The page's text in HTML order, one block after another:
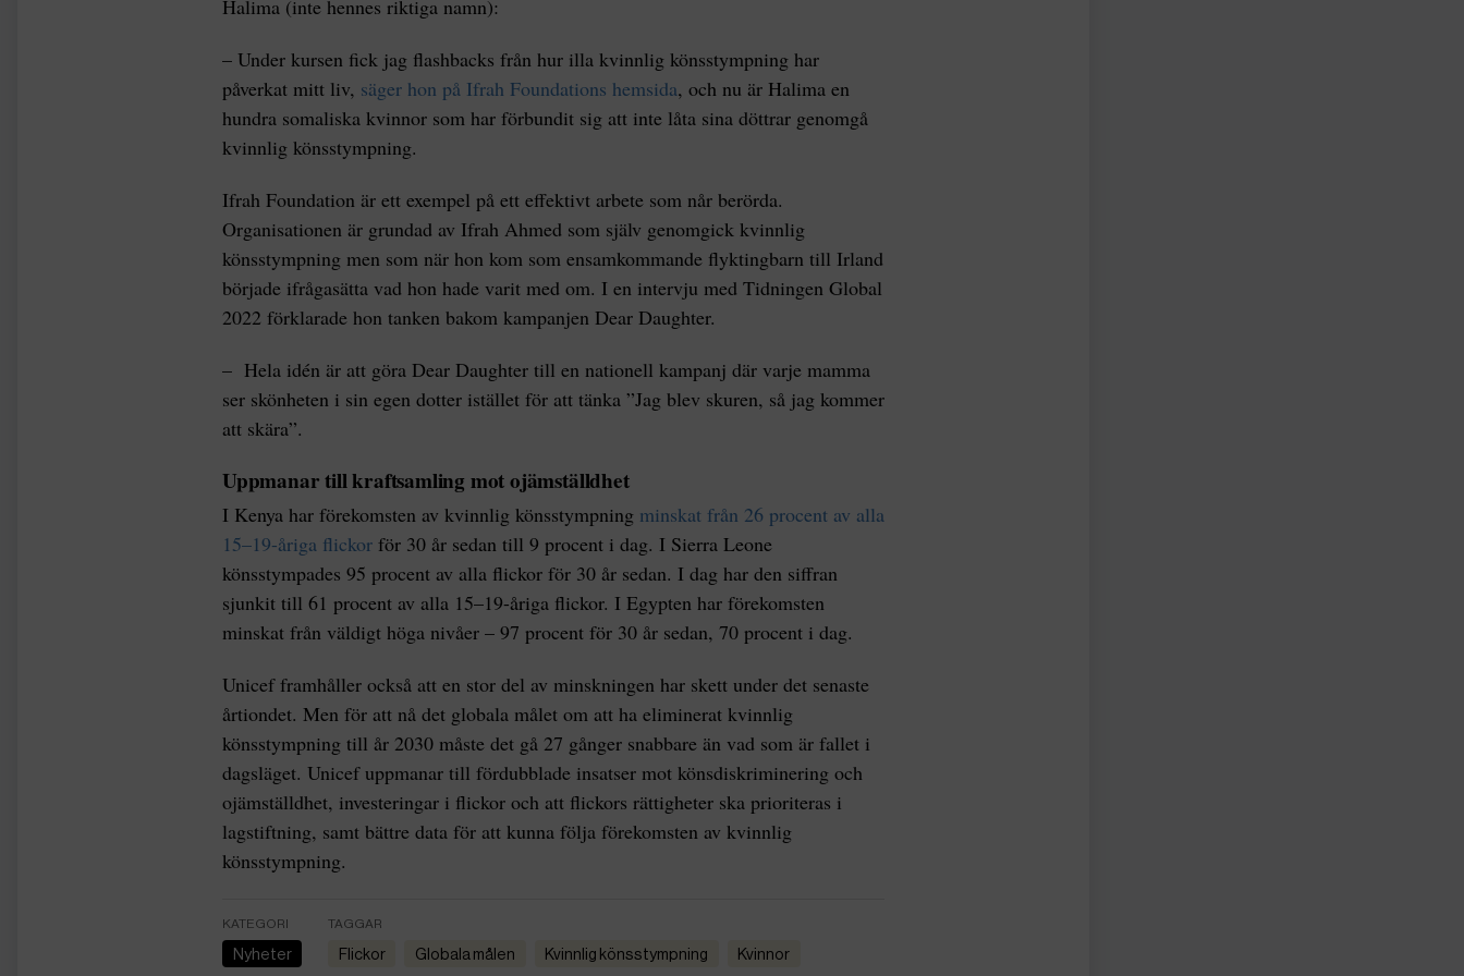
Halima (inte hennes riktiga namn):
– Under kursen fick jag flashbacks från hur illa kvinnlig könsstympning har
påverkat mitt liv, säger hon på Ifrah Foundations hemsida, och nu är Halima en
hundra somaliska kvinnor som har förbundit sig att inte låta sina döttrar genomgå
kvinnlig könsstympning.
Ifrah Foundation är ett exempel på ett effektivt arbete som når berörda.
Organisationen är grundad av Ifrah Ahmed som själv genomgick kvinnlig
könsstympning men som när hon kom som ensamkommande flyktingbarn till Irland
började ifrågasätta vad hon hade varit med om. I en intervju med Tidningen Global
2022 förklarade hon tanken bakom kampanjen Dear Daughter.
– Hela idén är att göra Dear Daughter till en nationell kampanj där varje mamma
ser skönheten i sin egen dotter istället för att tänka ”Jag blev skuren, så jag kommer
att skära”.
Uppmanar till kraftsamling mot ojämställdhet
I Kenya har förekomsten av kvinnlig könsstympning minskat från 26 procent av alla
15–19-åriga flickor för 30 år sedan till 9 procent i dag. I Sierra Leone
könsstympades 95 procent av alla flickor för 30 år sedan. I dag har den siffran
sjunkit till 61 procent av alla 15–19-åriga flickor. I Egypten har förekomsten
minskat från väldigt höga nivåer – 97 procent för 30 år sedan, 70 procent i dag.
Unicef framhåller också att en stor del av minskningen har skett under det senaste
årtiondet. Men för att nå det globala målet om att ha eliminerat kvinnlig
könsstympning till år 2030 måste det gå 27 gånger snabbare än vad som är fallet i
dagsläget. Unicef uppmanar till fördubblade insatser mot könsdiskriminering och
ojämställdhet, investeringar i flickor och att flickors rättigheter ska prioriteras i
lagstiftning, samt bättre data för att kunna följa förekomsten av kvinnlig
könsstympning.
KATEGORI
Nyheter
TAGGAR
flickor globala målen kvinnlig könsstympning kvinnor